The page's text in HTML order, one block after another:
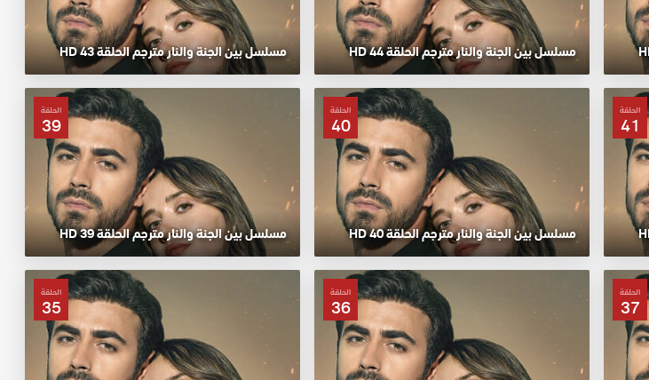
مسلسل بين الجنة والنار مترجم الحلقة 44 HD مسلسل بين الجنة والنار مترجم الحلقة 43 HD
الحلقة
41
الحلقة
40
مسلسل بين الجنة والنار مترجم الحلقة 40 HD
الحلقة
39
مسلسل بين الجنة والنار مترجم الحلقة 39 HD
الحلقة
37
الحلقة
36
الحلقة
35